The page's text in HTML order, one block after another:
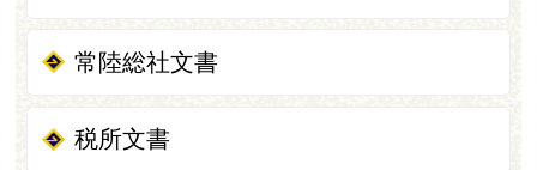
常陸総社文書
税所文書